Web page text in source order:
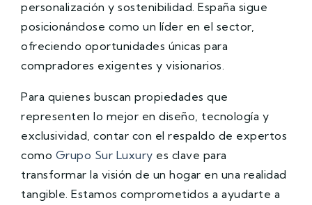
personalización y sostenibilidad. España sigue
posicionándose como un líder en el sector,
ofreciendo oportunidades únicas para
compradores exigentes y visionarios.
Para quienes buscan propiedades que
representen lo mejor en diseño, tecnología y
exclusividad, contar con el respaldo de expertos
como Grupo Sur Luxury es clave para
transformar la visión de un hogar en una realidad
tangible. Estamos comprometidos a ayudarte a